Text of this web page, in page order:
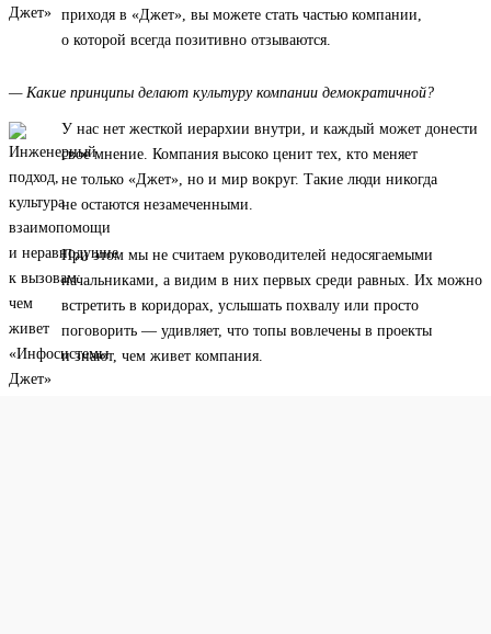
приходя в «Джет», вы можете стать частью компании,
о которой всегда позитивно отзываются.
— Какие принципы делают культуру компании демократичной?
У нас нет жесткой иерархии внутри, и каждый может донести
свое мнение. Компания высоко ценит тех, кто меняет
не только «Джет», но и мир вокруг. Такие люди никогда
не остаются незамеченными.
При этом мы не считаем руководителей недосягаемыми
начальниками, а видим в них первых среди равных. Их можно
встретить в коридорах, услышать похвалу или просто
поговорить — удивляет, что топы вовлечены в проекты
и знают, чем живет компания.